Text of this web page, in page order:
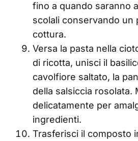
fino a quando saranno
scolali conservando un
cottura.
Versa la pasta nella
di ricotta, unisci il
cavolfiore saltato, la
della salsiccia rosolata.
delicatamente per
ingredienti.
Trasferisci il composto